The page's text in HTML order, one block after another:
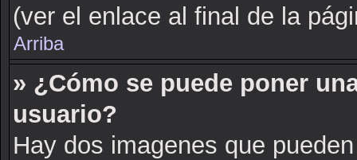
(ver el enlace al final de la
Arriba
» ¿Cómo se puede poner
usuario?
Hay dos imagenes que